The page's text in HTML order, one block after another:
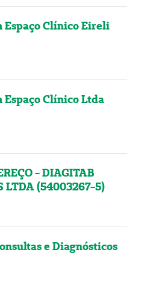
Espaço Clínico Eireli
Clínico Ltda
- DIAGITAB
LTDA (54003267-5)
e Diagnósticos